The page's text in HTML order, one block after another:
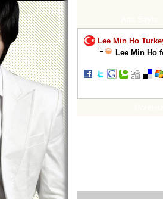
Lee Min Ho
Lee Min Ho